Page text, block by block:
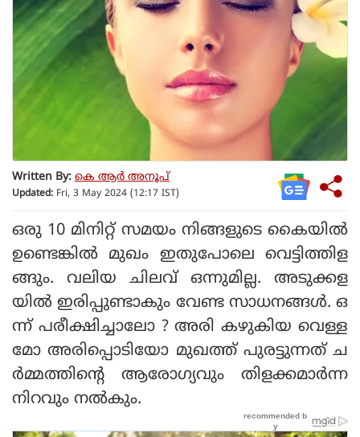
Written By: കെ ആര്‍ അനൂപ്
Updated: Fri, 3 May 2024 (12:17 IST)
ഒരു 10 മിനിറ്റ് സമയം നിങ്ങളുടെ കൈയില്‍
ഉണ്ടെങ്കില്‍ മുഖം ഇതുപോലെ വെട്ടിത്തിള
ങ്ങും. വലിയ ചിലവ് ഒന്നുമില്ല. അടുക്കള
യില്‍ ഇരിപ്പുണ്ടാകും വേണ്ട സാധനങ്ങള്‍. ഒ
ന്ന് പരീക്ഷിച്ചാലോ ? അരി കഴുകിയ വെള്ള
മോ അരിപ്പൊടിയോ മുഖത്ത് പുരട്ടുന്നത് ച
ര്‍മ്മത്തിന്റെ ആരോഗ്യവും തിളക്കമാര്‍ന്ന
നിറവും നല്‍കും.